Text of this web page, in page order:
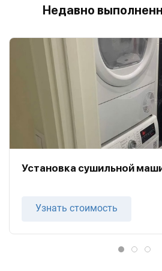
Недавно
Установка сушильной
Узнать стоимость